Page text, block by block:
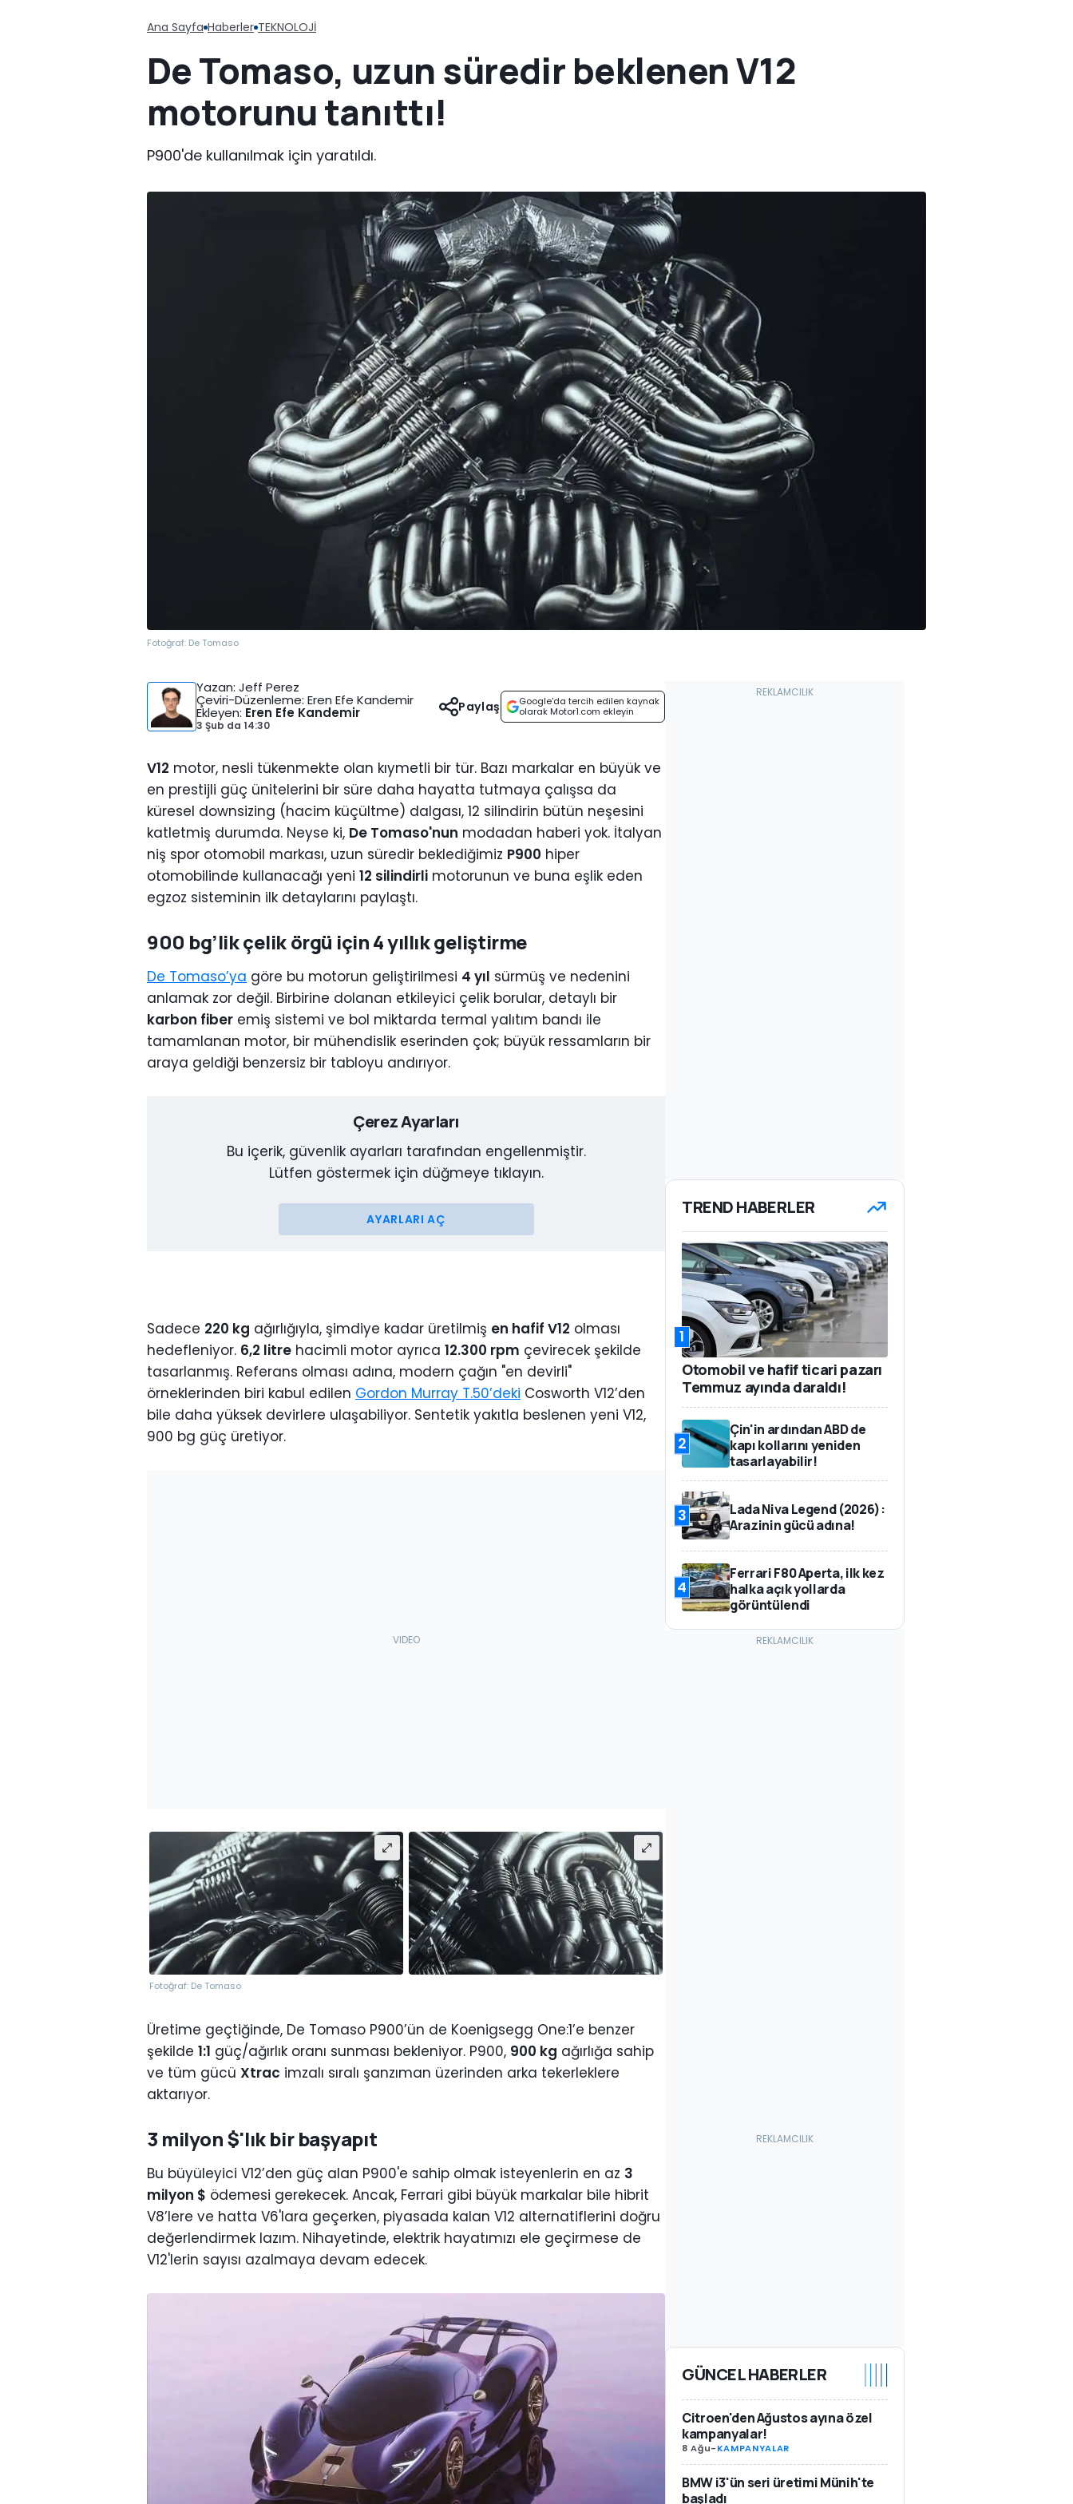
Ana Sayfa Haberler TEKNOLOJİ
De Tomaso, uzun süredir beklenen V12
motorunu tanıttı!
P900'de kullanılmak için yaratıldı.
Fotoğraf: De Tomaso
Yazan: Jeff Perez
Çeviri-Düzenleme: Eren Efe Kandemir
Ekleyen: Eren Efe Kandemir
3 Şub da 14:30
Google'da tercih edilen kaynak
olarak Motor1.com ekleyin
Paylaş
V12 motor, nesli tükenmekte olan kıymetli bir tür. Bazı markalar en büyük ve
en prestijli güç ünitelerini bir süre daha hayatta tutmaya çalışsa da
küresel downsizing (hacim küçültme) dalgası, 12 silindirin bütün neşesini
katletmiş durumda. Neyse ki, De Tomaso'nun modadan haberi yok. İtalyan
niş spor otomobil markası, uzun süredir beklediğimiz P900 hiper
otomobilinde kullanacağı yeni 12 silindirli motorunun ve buna eşlik eden
egzoz sisteminin ilk detaylarını paylaştı.
900 bg’lik çelik örgü için 4 yıllık geliştirme
De Tomaso’ya göre bu motorun geliştirilmesi 4 yıl sürmüş ve nedenini
anlamak zor değil. Birbirine dolanan etkileyici çelik borular, detaylı bir
karbon fiber emiş sistemi ve bol miktarda termal yalıtım bandı ile
tamamlanan motor, bir mühendislik eserinden çok; büyük ressamların bir
araya geldiği benzersiz bir tabloyu andırıyor.
Çerez Ayarları
Bu içerik, güvenlik ayarları tarafından engellenmiştir.
Lütfen göstermek için düğmeye tıklayın.
AYARLARI AÇ
Sadece 220 kg ağırlığıyla, şimdiye kadar üretilmiş en hafif V12 olması
hedefleniyor. 6,2 litre hacimli motor ayrıca 12.300 rpm çevirecek şekilde
tasarlanmış. Referans olması adına, modern çağın "en devirli"
örneklerinden biri kabul edilen Gordon Murray T.50’deki Cosworth V12’den
bile daha yüksek devirlere ulaşabiliyor. Sentetik yakıtla beslenen yeni V12,
900 bg güç üretiyor.
Fotoğraf: De Tomaso
Üretime geçtiğinde, De Tomaso P900’ün de Koenigsegg One:1’e benzer
şekilde 1:1 güç/ağırlık oranı sunması bekleniyor. P900, 900 kg ağırlığa sahip
ve tüm gücü Xtrac imzalı sıralı şanzıman üzerinden arka tekerleklere
aktarıyor.
3 milyon $'lık bir başyapıt
Bu büyüleyici V12’den güç alan P900'e sahip olmak isteyenlerin en az 3
milyon $ ödemesi gerekecek. Ancak, Ferrari gibi büyük markalar bile hibrit
V8’lere ve hatta V6'lara geçerken, piyasada kalan V12 alternatiflerini doğru
değerlendirmek lazım. Nihayetinde, elektrik hayatımızı ele geçirmese de
V12'lerin sayısı azalmaya devam edecek.
TREND HABERLER
1
Otomobil ve hafif ticari pazarı
Temmuz ayında daraldı!
2
Çin'in ardından ABD de
kapı kollarını yeniden
tasarlayabilir!
3
Lada Niva Legend (2026):
Arazinin gücü adına!
4
Ferrari F80 Aperta, ilk kez
halka açık yollarda
görüntülendi
GÜNCEL HABERLER
Citroen'den Ağustos ayına özel
kampanyalar!
8 Ağu-KAMPANYALAR
BMW i3'ün seri üretimi Münih'te
başladı